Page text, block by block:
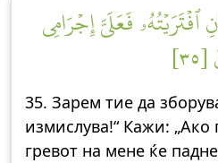
ٱفۡتَرَيۡتُهُۥ فَعَلَيَّ إِجۡرَامِي
35. Зарем тие да
измислува!“ Кажи: „Ако
гревот на мене ќе